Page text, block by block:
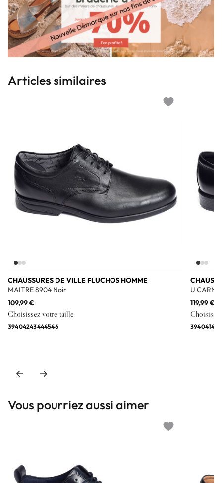
Articles similaires
CHAUSSURES DE VILLE FLUCHOS HOMME
MAITRE 8904 Noir
109,99 €
Choisissez votre taille
39404243444546
U
119,99 €
39404142
Vous pourriez aussi aimer